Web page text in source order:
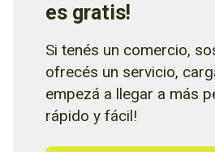
es gratis!
Si tenés un comercio,
ofrecés un servicio,
empezá a llegar a más
rápido y fácil!